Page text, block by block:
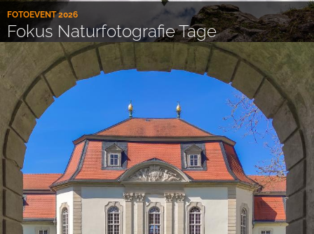
FOTOEVENT 2026
Fokus Naturfotografie Tage